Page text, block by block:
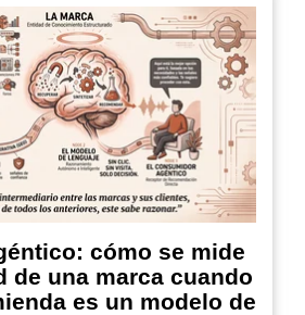
cómo se mide
de una marca cuando
es un modelo de